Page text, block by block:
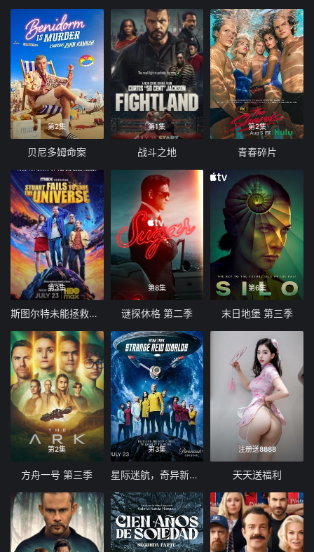
第2集
贝尼多姆命案
第1集
战斗之地
第2集
青春碎片
第3集
斯图尔特未能拯救宇宙
第8集
谜探休格 第二季
第6集
末日地堡 第三季
第2集
方舟一号 第三季
第3集
星际迷航，奇异新世界第四季
注册送8888
天天送福利